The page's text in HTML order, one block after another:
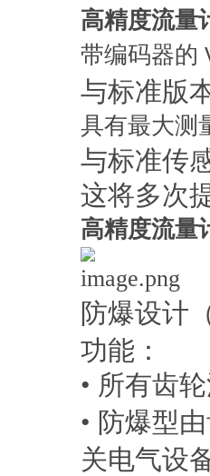
高精度流量
带编码器的
与标准版
具有最大测
与标准传
这将多次
高精度流量
防爆设计
功能：
• 所有齿
• 防爆型
关电气设